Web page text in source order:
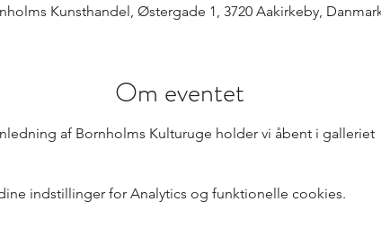
Kunsthandel, Østergade 1, 3720 Aakirkeby,
Om eventet
af Bornholms Kulturuge holder vi åbent i galleriet
indstillinger for Analytics og funktionelle cookies.